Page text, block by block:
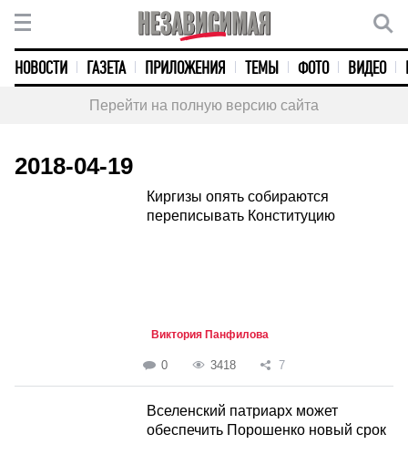
НОВОСТИ ГАЗЕТА ПРИЛОЖЕНИЯ ТЕМЫ ФОТО ВИДЕО
Перейти на полную версию сайта
2018-04-19
Киргизы опять собираются
переписывать Конституцию
Виктория Панфилова
0 3418 7
Вселенский патриарх может
обеспечить Порошенко новый срок